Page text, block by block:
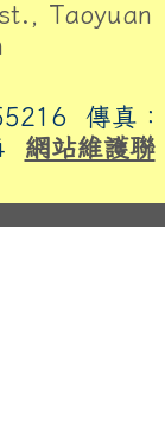
Taoyuan
傳真：
網站維護聯